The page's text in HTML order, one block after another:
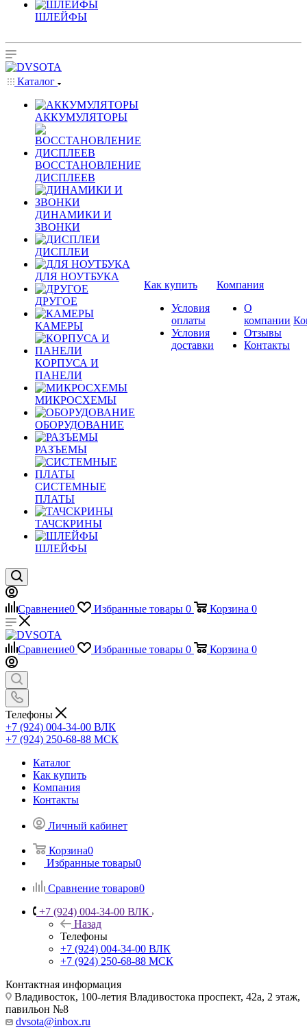
ШЛЕЙФЫ
Каталог
АККУМУЛЯТОРЫ
ВОССТАНОВЛЕНИЕ
ДИСПЛЕЕВ
ДИНАМИКИ И
ЗВОНКИ
ДИСПЛЕИ
ДЛЯ НОУТБУКА
ДРУГОЕ
КАМЕРЫ
КОРПУСА И
ПАНЕЛИ
МИКРОСХЕМЫ
ОБОРУДОВАНИЕ
РАЗЪЕМЫ
СИСТЕМНЫЕ
ПЛАТЫ
ТАЧСКРИНЫ
ШЛЕЙФЫ
Как купить
Условия
оплаты
Условия
доставки
Компания
О
компании
Отзывы
Контакты
Сравнение0 Избранные товары 0 Корзина 0
Сравнение0 Избранные товары 0 Корзина 0
Телефоны
+7 (924) 004-34-00 ВЛК
+7 (924) 250-68-88 МСК
Каталог
Как купить
Компания
Контакты
Личный кабинет
Корзина0
Избранные товары0
Сравнение товаров0
+7 (924) 004-34-00 ВЛК
Назад
Телефоны
+7 (924) 004-34-00 ВЛК
+7 (924) 250-68-88 МСК
Контактная информация
Владивосток, 100-летия Владивостока проспект, 42а, 2 этаж,
павильон №8
dvsota@inbox.ru